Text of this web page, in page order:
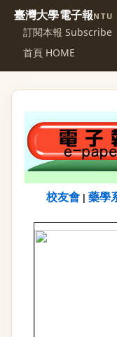
臺灣大學電子報NTU
訂閱本報 Subscribe
首頁 HOME
校友會 藥學